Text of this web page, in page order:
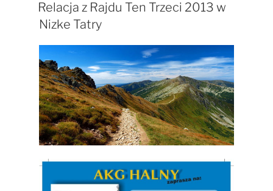
W
Relacja z Rajdu Ten Trzeci 2013 w
Nizke Tatry